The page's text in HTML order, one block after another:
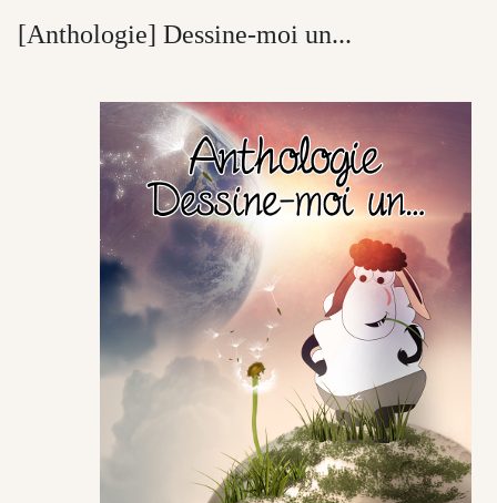
[Anthologie] Dessine-moi un...